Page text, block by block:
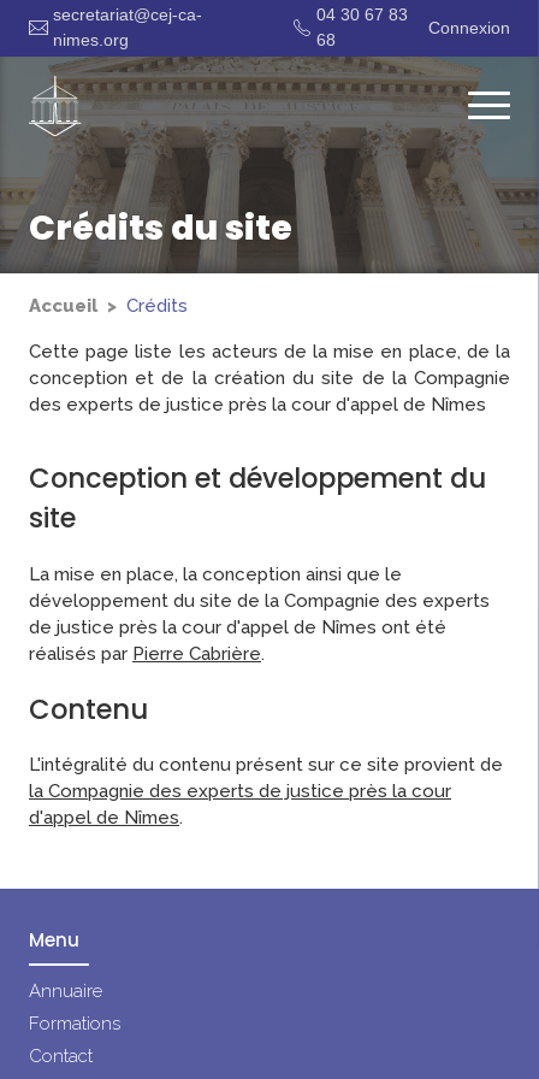
secretariat@cej-ca-
nimes.org
04 30 67 83
68
Connexion
Crédits du site
Accueil Crédits
Cette page liste les acteurs de la mise en place, de la
conception et de la création du site de la Compagnie
des experts de justice près la cour d'appel de Nîmes
Conception et développement du
site
La mise en place, la conception ainsi que le
développement du site de la Compagnie des experts
de justice près la cour d'appel de Nîmes ont été
réalisés par Pierre Cabrière.
Contenu
L'intégralité du contenu présent sur ce site provient de
la Compagnie des experts de justice près la cour
d'appel de Nîmes.
Menu
Annuaire
Formations
Contact